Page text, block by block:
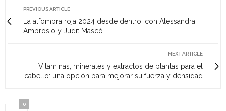
PREVIOUS ARTICLE
La alfombra roja 2024 desde dentro, con Alessandra
Ambrosio y Judit Mascó
NEXT ARTICLE
Vitaminas, minerales y extractos de plantas para el
cabello: una opción para mejorar su fuerza y densidad
0